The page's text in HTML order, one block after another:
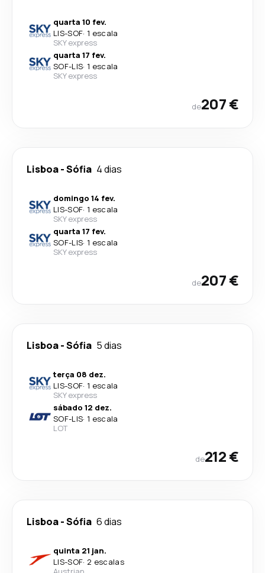
quarta 10 fev.
LIS-SOF· 1 escala
SKY express
quarta 17 fev.
SOF-LIS· 1 escala
SKY express
de207 €
Lisboa-Sófia 4 dias
domingo 14 fev.
LIS-SOF· 1 escala
SKY express
quarta 17 fev.
SOF-LIS· 1 escala
SKY express
de207 €
Lisboa-Sófia 5 dias
terça 08 dez.
LIS-SOF· 1 escala
SKY express
sábado 12 dez.
SOF-LIS· 1 escala
LOT
de212 €
Lisboa-Sófia 6 dias
quinta 21 jan.
LIS-SOF· 2 escalas